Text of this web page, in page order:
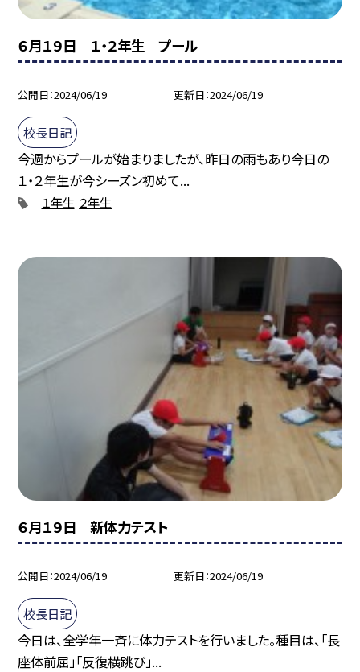
６月１９日 １・２年生 プール
公開日 2024/06/19 更新日 2024/06/19
校長日記
今週からプールが始まりましたが、昨日の雨もあり今日の
１・２年生が今シーズン初めて...
１年生 ２年生
６月１９日 新体力テスト
公開日 2024/06/19 更新日 2024/06/19
校長日記
今日は、全学年一斉に体力テストを行いました。種目は、「長
座体前屈」「反復横跳び」...